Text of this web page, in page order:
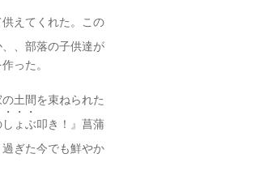
えてくれた。この
、部落の子供達が
った。
土間を束ねられた
しょぶ
・・・
叩き！』菖蒲
ぎた今でも鮮やか